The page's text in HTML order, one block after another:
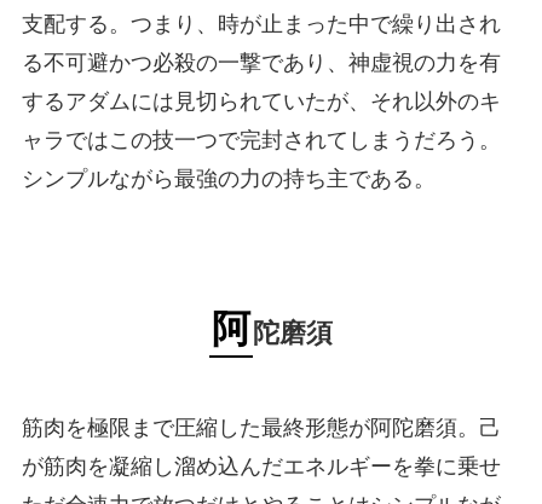
支配する。つまり、時が止まった中で繰り出され
る不可避かつ必殺の一撃であり、神虚視の力を有
するアダムには見切られていたが、それ以外のキ
ャラではこの技一つで完封されてしまうだろう。
シンプルながら最強の力の持ち主である。
阿 陀磨須
筋肉を極限まで圧縮した最終形態が阿陀磨須。己
が筋肉を凝縮し溜め込んだエネルギーを拳に乗せ